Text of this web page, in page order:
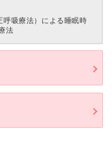
呼吸療法）による睡眠時
法